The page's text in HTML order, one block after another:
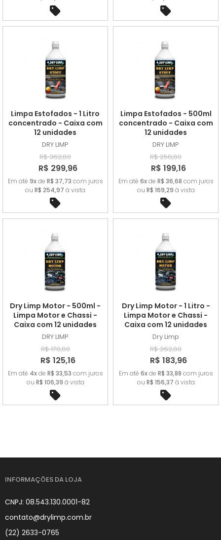
Limpa Estofados - 1 Litro
concentrado - Caixa com
12 unidades
DRY LIMP
R$ 362,80
R$ 299,96
Em até 9xde R$ 37,73 com juros
ou R$ 254,97 à vista
Limpa Estofados - 500ml
concentrado - Caixa com
12 unidades
DRY LIMP
R$ 258,80
R$ 199,16
Em até 6xde R$ 36,68 com juros
ou R$ 169,29 à vista
Dry Limp Motor - 500ml -
Limpa Motor e Chassi -
Caixa com 12 unidades
DRY LIMP
R$ 178,80
R$ 125,16
Em até 4xde R$ 33,53 com juros
ou R$ 106,39 à vista
Dry Limp Motor - 1 Litro -
Limpa Motor e Chassi -
Caixa com 12 unidades
Dry Limp
R$ 262,80
R$ 183,96
Em até 6xde R$ 33,88 com juros
ou R$ 156,37 à vista
INFORMAÇÕES DA LOJA
CNPJ: 08.543.130.0001-82
contato@drylimp.com.br
(22) 2633-0765